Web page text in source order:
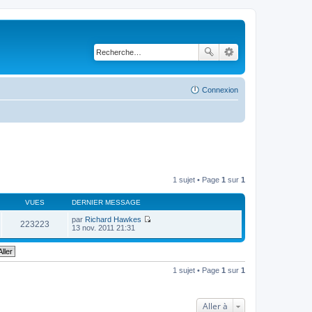
Connexion
1 sujet • Page 1 sur 1
VUES DERNIER MESSAGE
223223 par Richard Hawkes
i
l
13 nov. 2011 21:31
1 sujet • Page 1 sur 1
Aller à